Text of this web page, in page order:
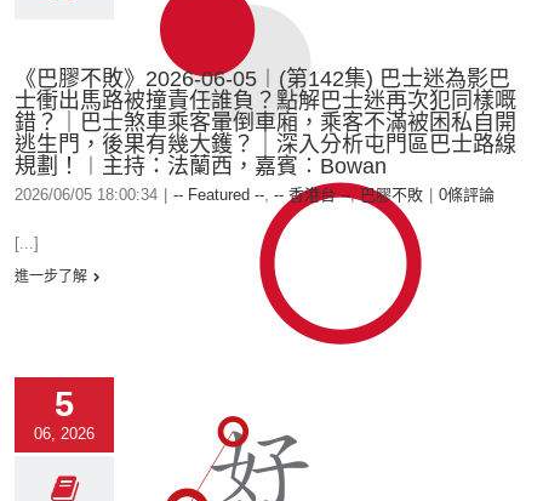
《巴膠不敗》2026-06-05︱(第142集) 巴士迷為影巴
士衝出馬路被撞責任誰負？點解巴士迷再次犯同樣嘅
錯？｜巴士煞車乘客暈倒車廂，乘客不滿被困私自開
逃生門，後果有幾大鑊？｜深入分析屯門區巴士路線
規劃！︱主持：法蘭西，嘉賓︰Bowan
2026/06/05 18:00:34 -- Featured --, -- 香港台 --, 巴膠不敗 0條評論
[...]
進一步了解
5
06, 2026